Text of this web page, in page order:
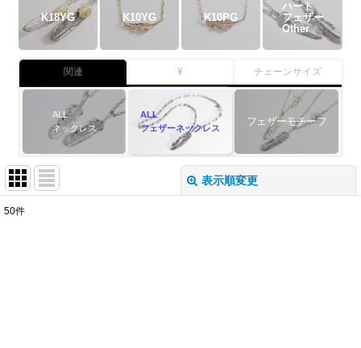
K18YG K10YG K10PG
ハート
フェザー
Other
関連 ¥ チェーンサイズ
ALL
ネックレス
ALL
フェザーネックレス
フェザーモチーフ
表示順変更
50件